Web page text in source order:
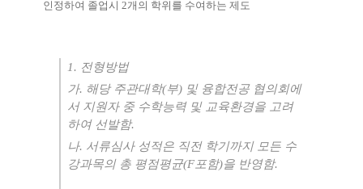
인정하여 졸업시 2개의 학위를 수여하는 제도
1. 전형방법
가. 해당 주관대학(부) 및 융합전공 협의회에
서 지원자 중 수학능력 및 교육환경을 고려
하여 선발함.
나. 서류심사 성적은 직전 학기까지 모든 수
강과목의 총 평점평균(F포함)을 반영함.